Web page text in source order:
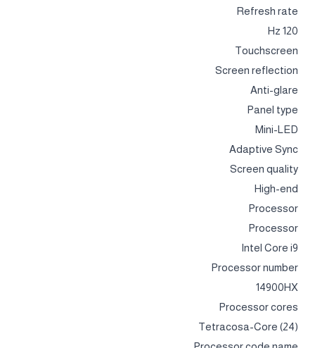
Refresh rate
120 Hz
Touchscreen
Screen reflection
Anti-glare
Panel type
Mini-LED
Adaptive Sync
Screen quality
High-end
Processor
Processor
Intel Core i9
Processor number
14900HX
Processor cores
Tetracosa-Core (24)